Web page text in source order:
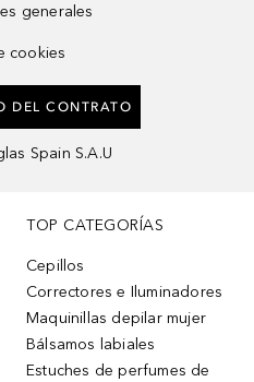
generales
cookies
DEL CONTRATO
Spain S.A.U
TOP CATEGORÍAS
Cepillos
Correctores e Iluminadores
Maquinillas depilar mujer
Bálsamos labiales
Estuches de perfumes de